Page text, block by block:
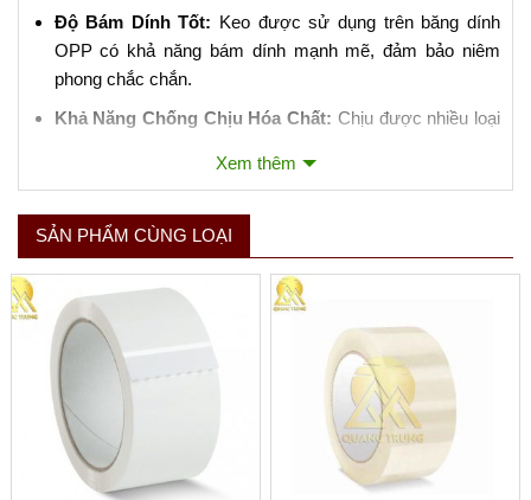
Độ Bám Dính Tốt: Keo được sử dụng trên băng dính
OPP có khả năng bám dính mạnh mẽ, đảm bảo niêm
phong chắc chắn.
Khả Năng Chống Chịu Hóa Chất: Chịu được nhiều loại
Niêm Phong Hộp Carton:
giúp đảm bảo hàng hóa không bị mở ra trong quá trình
vận chuyển.
Đóng Gói Sản Phẩm:
Bảo vệ sản phẩm khỏi bụi bẩn,
nước và các yếu tố môi trường khác.
Sử Dụng Trong Công Nghiệp:
Thích hợp cho việc đóng
gói tự động bằng máy móc do độ bền và khả năng chịu
lực tốt.
Xem thêm
SẢN PHẨM CÙNG LOẠI